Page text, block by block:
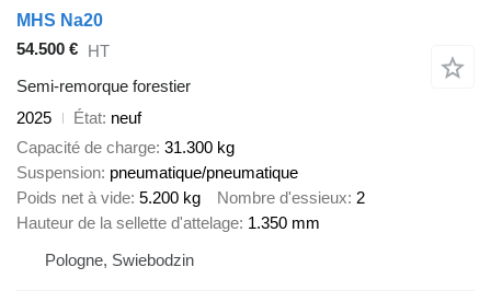
MHS Na20
54.500 € HT
Semi-remorque forestier
2025
État neuf
Capacité de charge 31.300 kg
Suspension pneumatique/pneumatique
Poids net à vide 5.200 kg Nombre d'essieux 2
Hauteur de la sellette d'attelage 1.350 mm
Pologne, Swiebodzin